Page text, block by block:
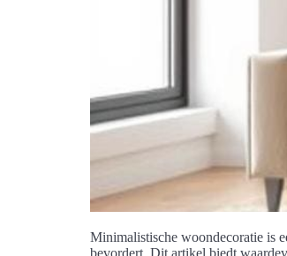
Minimalistische woondecoratie is